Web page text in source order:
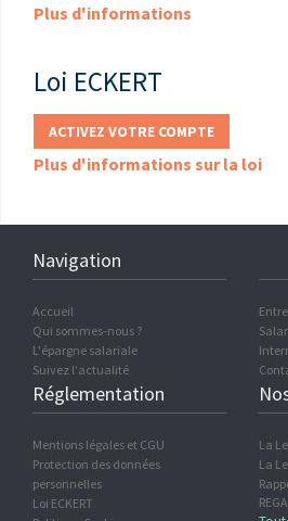
Plus d'informations
Loi ECKERT
ACTIVEZ VOTRE COMPTE
Plus d'informations sur la loi
Navigation
Accueil
Qui sommes-nous ?
L'épargne salariale
Suivez l'actualité
Réglementation
Mentions légales et CGU
Protection des données
personnelles
Loi ECKERT
La
La